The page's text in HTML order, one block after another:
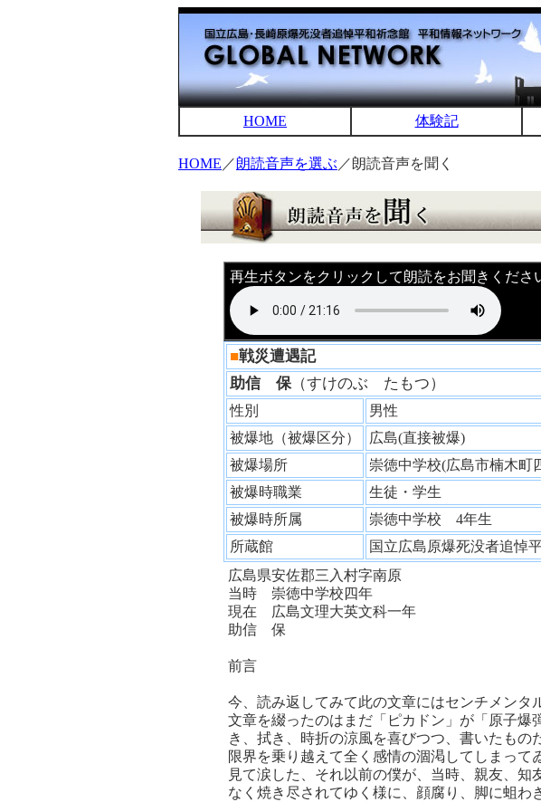
HOME 体験記
HOME ／朗読音声を選ぶ ／朗読音声を聞く
再生ボタンをクリックして朗読をお聞きくださ
■戦災遭遇記
助信 保（すけのぶ たもつ）
性別 男性
被爆地（被爆区分）
広島(直接被爆)
被爆場所
崇徳中学校(広島市楠木
被爆時職業
生徒・学生
被爆時所属
崇徳中学校 4年生
所蔵館
国立広島原爆死没者追悼
広島県安佐郡三入村字南原
当時 崇徳中学校四年
現在 広島文理大英文科一年
助信 保
前言
今、読み返してみて此の文章にはセンチメン
文章を綴ったのはまだ「ピカドン」が「原子
き、拭き、時折の涼風を喜びつつ、書いたも
限界を乗り越えて全く感情の涸渇してしまっ
見て涙した、それ以前の僕が、当時、親友、
なく焼き尽されてゆく様に、顔腐り、脚に蛆